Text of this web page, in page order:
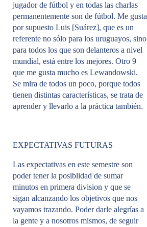
jugador de fútbol y en todas las charlas
permanentemente son de fútbol. Me gusta
por supuesto Luis [Suárez], que es un
referente no sólo para los uruguayos, sino
para todos los que son delanteros a nivel
mundial, está entre los mejores. Otro 9
que me gusta mucho es Lewandowski.
Se mira de todos un poco, porque todos
tienen distintas características, se trata de
aprender y llevarlo a la práctica también.
EXPECTATIVAS FUTURAS
Las expectativas en este semestre son
poder tener la posiblidad de sumar
minutos en primera division y que se
sigan alcanzando los objetivos que nos
vayamos trazando. Poder darle alegrías a
la gente y a nosotros mismos, de seguir